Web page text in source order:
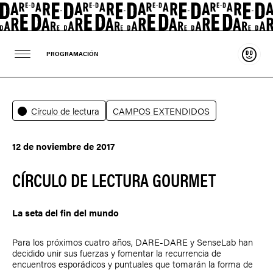
PROGRAMACIÓN
Círculo de lectura CAMPOS EXTENDIDOS
12 de noviembre de 2017
CÍRCULO DE LECTURA GOURMET
La seta del fin del mundo
Para los próximos cuatro años, DARE-DARE y SenseLab han
decidido unir sus fuerzas y fomentar la recurrencia de
encuentros esporádicos y puntuales que tomarán la forma de